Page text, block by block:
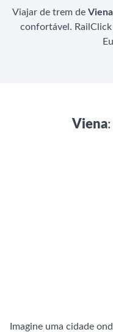
Viajar de trem de Viena
confortável. RailClick
Viena:
Imagine uma cidade